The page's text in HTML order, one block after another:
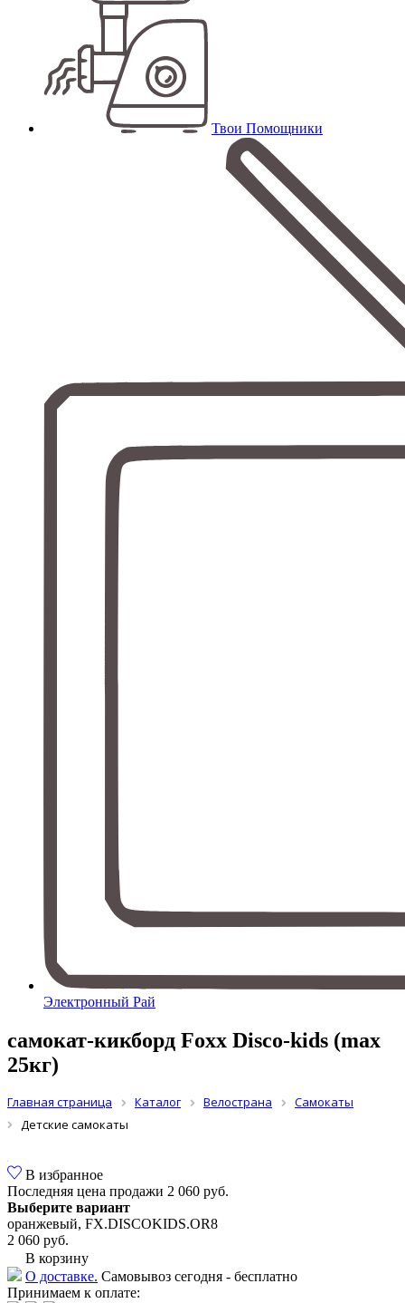
Твои Помощники
Электронный Рай
самокат-кикборд Foxx Disco-kids (max
25кг)
Главная страница Каталог Велострана
Самокаты
Детские самокаты
В избранное
Последняя цена продажи 2 060 руб.
Выберите вариант
оранжевый, FX.DISCOKIDS.OR8
2 060 руб.
В корзину
О доставке. Самовывоз сегодня - бесплатно
Принимаем к оплате: